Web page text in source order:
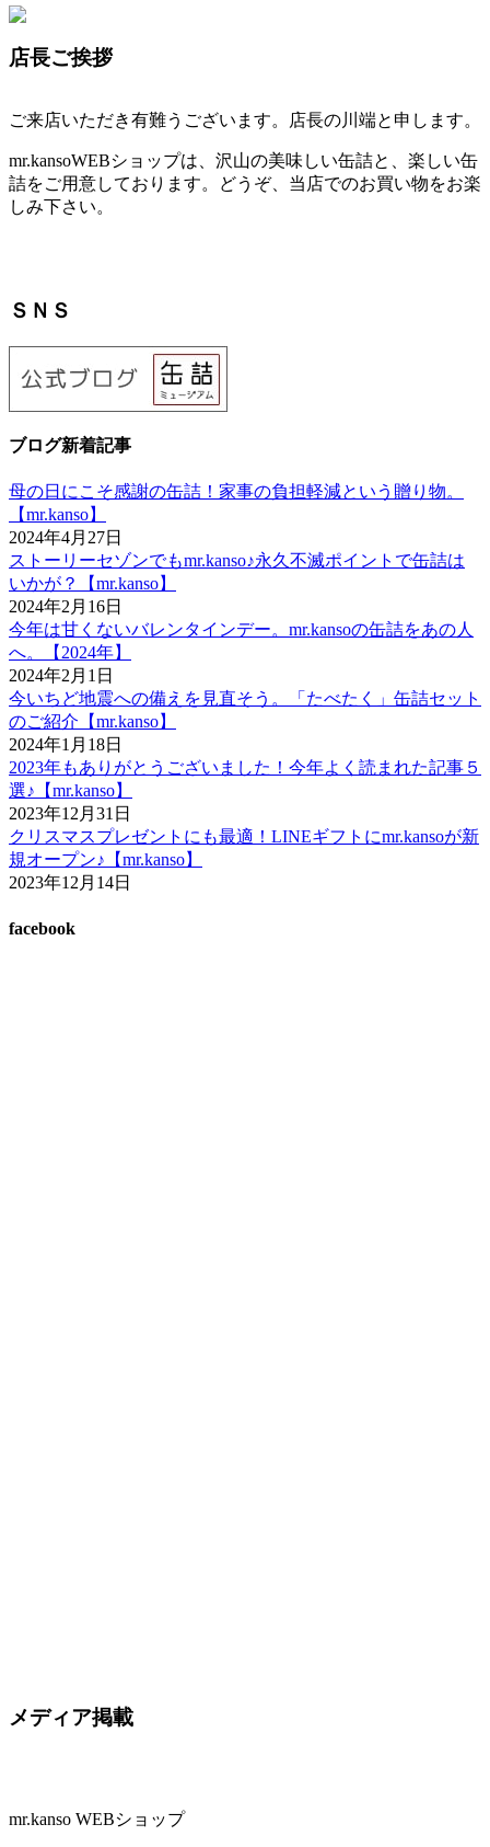
店長ご挨拶
ご来店いただき有難うございます。店長の川端と申します。
mr.kansoWEBショップは、沢山の美味しい缶詰と、楽しい缶
詰をご用意しております。どうぞ、当店でのお買い物をお楽
しみ下さい。
ＳＮＳ
ブログ新着記事
母の日にこそ感謝の缶詰！家事の負担軽減という贈り物。
【mr.kanso】
2024年4月27日
ストーリーセゾンでもmr.kanso♪永久不滅ポイントで缶詰は
いかが？【mr.kanso】
2024年2月16日
今年は甘くないバレンタインデー。mr.kansoの缶詰をあの人
へ。【2024年】
2024年2月1日
今いちど地震への備えを見直そう。「たべたく」缶詰セット
のご紹介【mr.kanso】
2024年1月18日
2023年もありがとうございました！今年よく読まれた記事５
選♪【mr.kanso】
2023年12月31日
クリスマスプレゼントにも最適！LINEギフトにmr.kansoが新
規オープン♪【mr.kanso】
2023年12月14日
facebook
メディア掲載
mr.kanso WEBショップ